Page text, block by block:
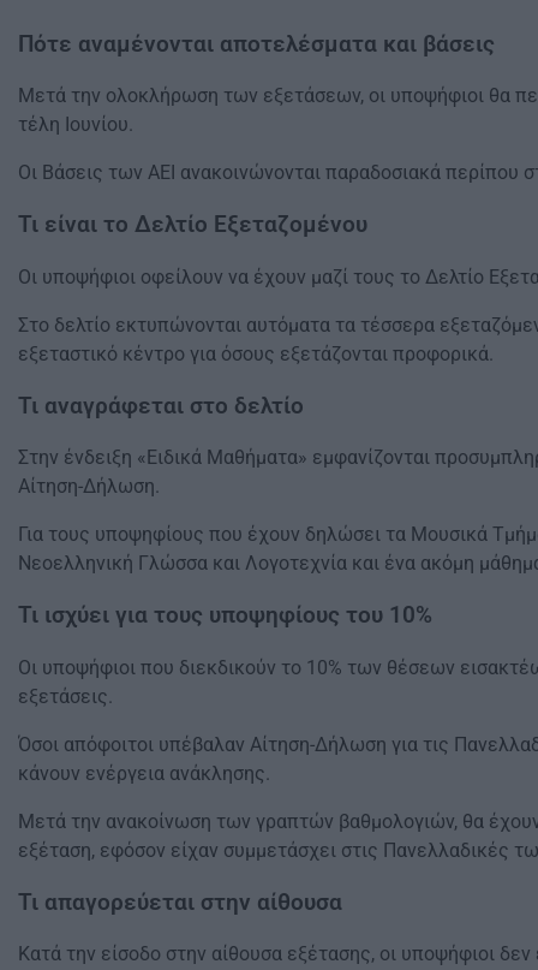
Πότε αναμένονται αποτελέσματα και βάσεις
Μετά την ολοκλήρωση των εξετάσεων, οι υποψήφιοι θα
τέλη Ιουνίου.
Οι Βάσεις των ΑΕΙ ανακοινώνονται παραδοσιακά περίπου
Τι είναι το Δελτίο Εξεταζομένου
Οι υποψήφιοι οφείλουν να έχουν μαζί τους το Δελτίο
Στο δελτίο εκτυπώνονται αυτόματα τα τέσσερα
εξεταστικό κέντρο για όσους εξετάζονται προφορικά.
Τι αναγράφεται στο δελτίο
Στην ένδειξη «Ειδικά Μαθήματα» εμφανίζονται
Αίτηση-Δήλωση.
Για τους υποψηφίους που έχουν δηλώσει τα Μουσικά
Νεοελληνική Γλώσσα και Λογοτεχνία και ένα ακόμη
Τι ισχύει για τους υποψηφίους του 10%
Οι υποψήφιοι που διεκδικούν το 10% των θέσεων
εξετάσεις.
Όσοι απόφοιτοι υπέβαλαν Αίτηση-Δήλωση για τις
κάνουν ενέργεια ανάκλησης.
Μετά την ανακοίνωση των γραπτών βαθμολογιών, θα
εξέταση, εφόσον είχαν συμμετάσχει στις Πανελλαδικές
Τι απαγορεύεται στην αίθουσα
Κατά την είσοδο στην αίθουσα εξέτασης, οι υποψήφιοι